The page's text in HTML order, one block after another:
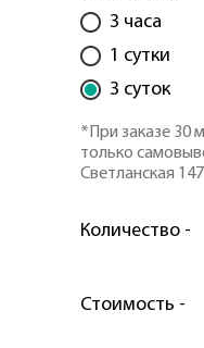
3 часа
1 сутки
3 суток
*При заказе 30
только
Светланская 147
Количество -
Стоимость -